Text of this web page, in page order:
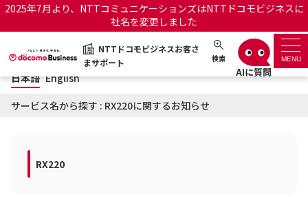
2025年7月より、NTTコミュニケーションズはNTTドコモビジネスに
社名を変更しました
NTTドコモビジネスお客さ
まサポート
検索 MENU
NTTドコモビジネスお客さまサポート 日本語 English
サポートトップ
履歴・お気に入り
日本語 English
サービス名から探す : RX220に関するお知らせ
RX220